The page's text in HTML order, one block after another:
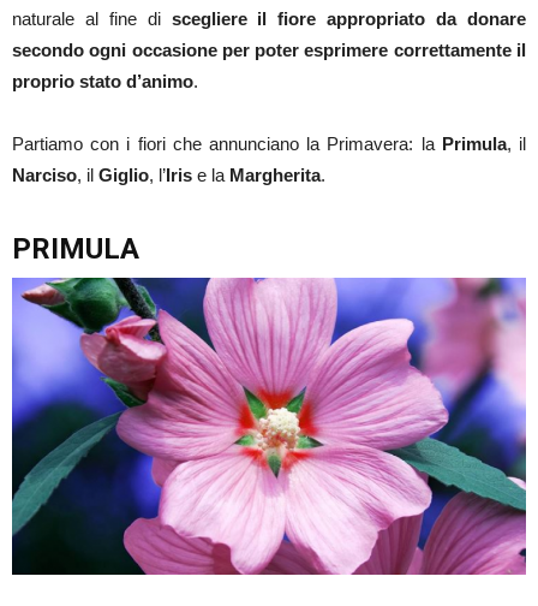
naturale al fine di scegliere il fiore appropriato da donare
secondo ogni occasione per poter esprimere correttamente il
proprio stato d’animo.
Partiamo con i fiori che annunciano la Primavera: la Primula, il
Narciso, il Giglio, l’Iris e la Margherita.
PRIMULA